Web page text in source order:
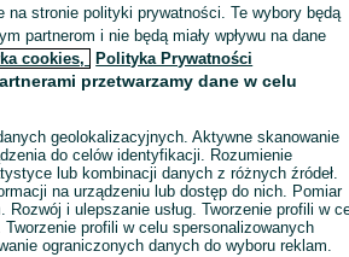
Wyświetlenia:
SMS Wyślij wiadomość
na stronie polityki prywatności. Te wybory będą
partnerom i nie będą miały wpływu na dane
cookies, Polityka Prywatności
przetwarzamy dane w celu
geolokalizacyjnych. Aktywne skanowanie
do celów identyfikacji. Rozumienie
lub kombinacji danych z różnych źródeł.
na urządzeniu lub dostęp do nich. Pomiar
Rozwój i ulepszanie usług. Tworzenie profili w
profili w celu spersonalizowanych
ograniczonych danych do wyboru reklam.